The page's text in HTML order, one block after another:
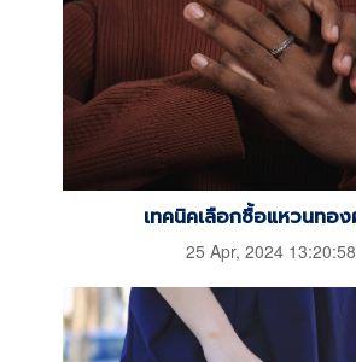
เทคนิคเลือกซื้อแหวนทอ
25 Apr, 2024 13:20:58